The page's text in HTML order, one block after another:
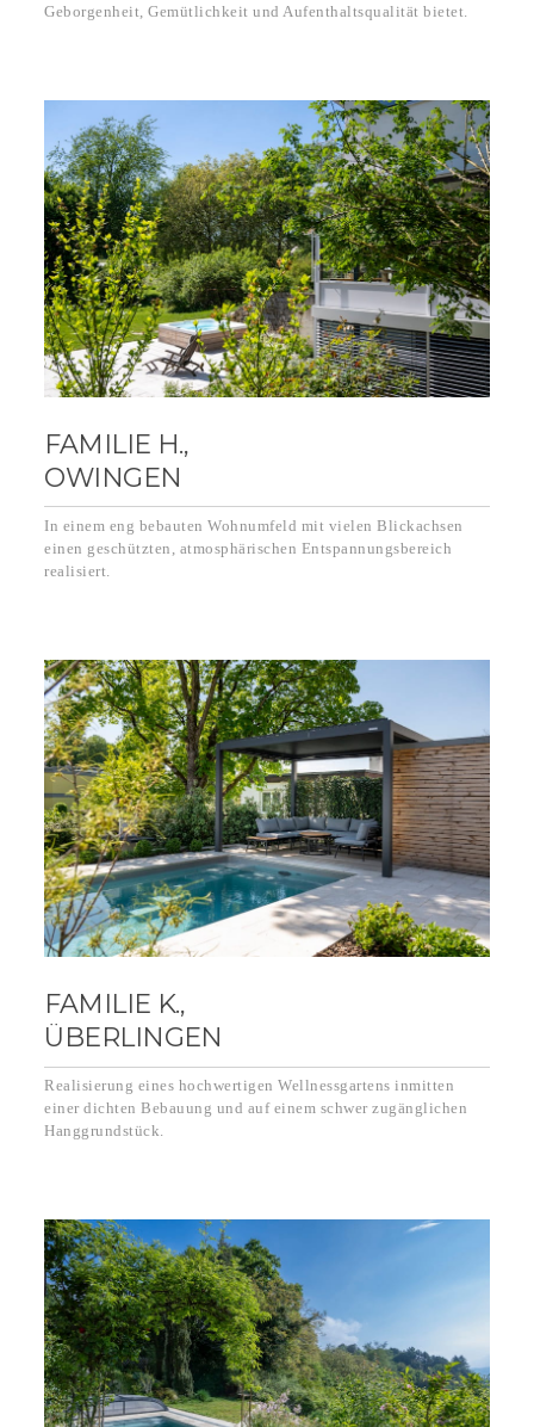
Geborgenheit, Gemütlichkeit und Aufenthaltsqualität bietet.
FAMILIE H.,
OWINGEN
In einem eng bebauten Wohnumfeld mit vielen Blickachsen
einen geschützten, atmosphärischen Entspannungsbereich
realisiert.
FAMILIE K.,
ÜBERLINGEN
Realisierung eines hochwertigen Wellnessgartens inmitten
einer dichten Bebauung und auf einem schwer zugänglichen
Hanggrundstück.